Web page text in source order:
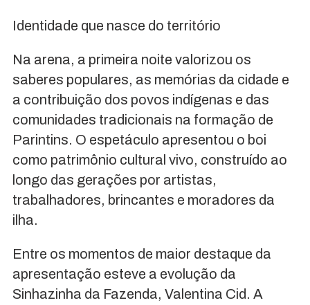
Identidade que nasce do território
Na arena, a primeira noite valorizou os
saberes populares, as memórias da cidade e
a contribuição dos povos indígenas e das
comunidades tradicionais na formação de
Parintins. O espetáculo apresentou o boi
como patrimônio cultural vivo, construído ao
longo das gerações por artistas,
trabalhadores, brincantes e moradores da
ilha.
Entre os momentos de maior destaque da
apresentação esteve a evolução da
Sinhazinha da Fazenda, Valentina Cid. A